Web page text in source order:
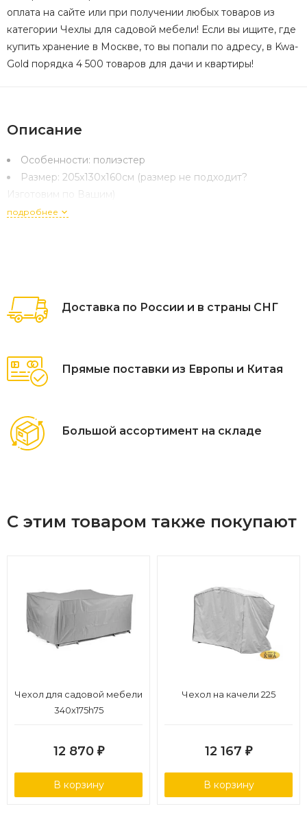
оплата на сайте или при получении любых товаров из
категории Чехлы для садовой мебели! Если вы ищите, где
купить хранение в Москве, то вы попали по адресу, в Kwa-
Gold порядка 4 500 товаров для дачи и квартиры!
Описание
Особенности: полиэстер
Размер: 205x130x160см (размер не подходит?
Изготовим по Вашим)
подробнее
Доставка по России и в страны СНГ
Прямые поставки из Европы и Китая
Большой ассортимент на складе
С этим товаром также покупают
Чехол для садовой мебели
340х175h75
12 870 ₽
В корзину
Чехол на качели 225
12 167 ₽
В корзину